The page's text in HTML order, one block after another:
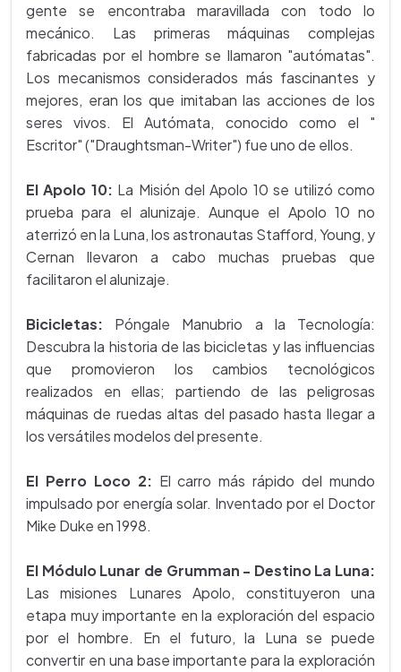
gente se encontraba maravillada con todo lo
mecánico. Las primeras máquinas complejas
fabricadas por el hombre se llamaron "autómatas".
Los mecanismos considerados más fascinantes y
mejores, eran los que imitaban las acciones de los
seres vivos. El Autómata, conocido como el "
Escritor" ("Draughtsman-Writer") fue uno de ellos.
El Apolo 10: La Misión del Apolo 10 se utilizó como
prueba para el alunizaje. Aunque el Apolo 10 no
aterrizó en la Luna, los astronautas Stafford, Young, y
Cernan llevaron a cabo muchas pruebas que
facilitaron el alunizaje.
Bicicletas: Póngale Manubrio a la Tecnología:
Descubra la historia de las bicicletas y las influencias
que promovieron los cambios tecnológicos
realizados en ellas; partiendo de las peligrosas
máquinas de ruedas altas del pasado hasta llegar a
los versátiles modelos del presente.
El Perro Loco 2: El carro más rápido del mundo
impulsado por energía solar. Inventado por el Doctor
Mike Duke en 1998.
El Módulo Lunar de Grumman - Destino La Luna:
Las misiones Lunares Apolo, constituyeron una
etapa muy importante en la exploración del espacio
por el hombre. En el futuro, la Luna se puede
convertir en una base importante para la exploración